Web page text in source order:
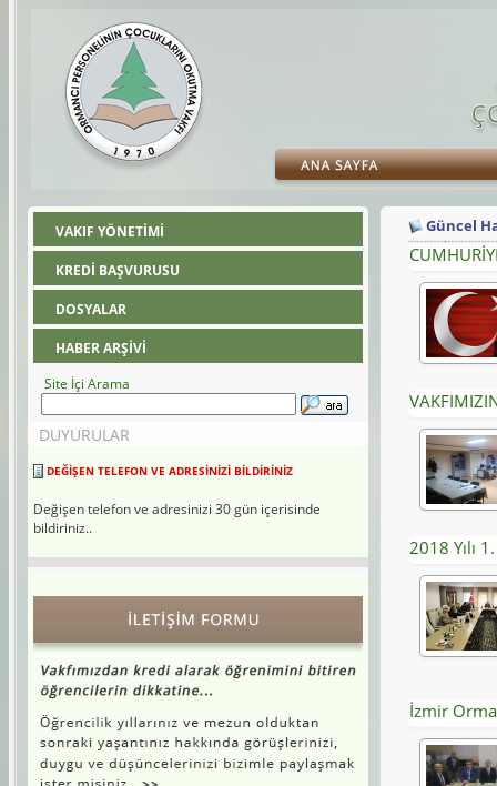
VAKIF YÖNETİMİ
KREDİ BAŞVURUSU
DOSYALAR
HABER ARŞİVİ
Site İçi Arama
DUYURULAR
bildiriniz..
Güncel
2018 Yılı
İzmir